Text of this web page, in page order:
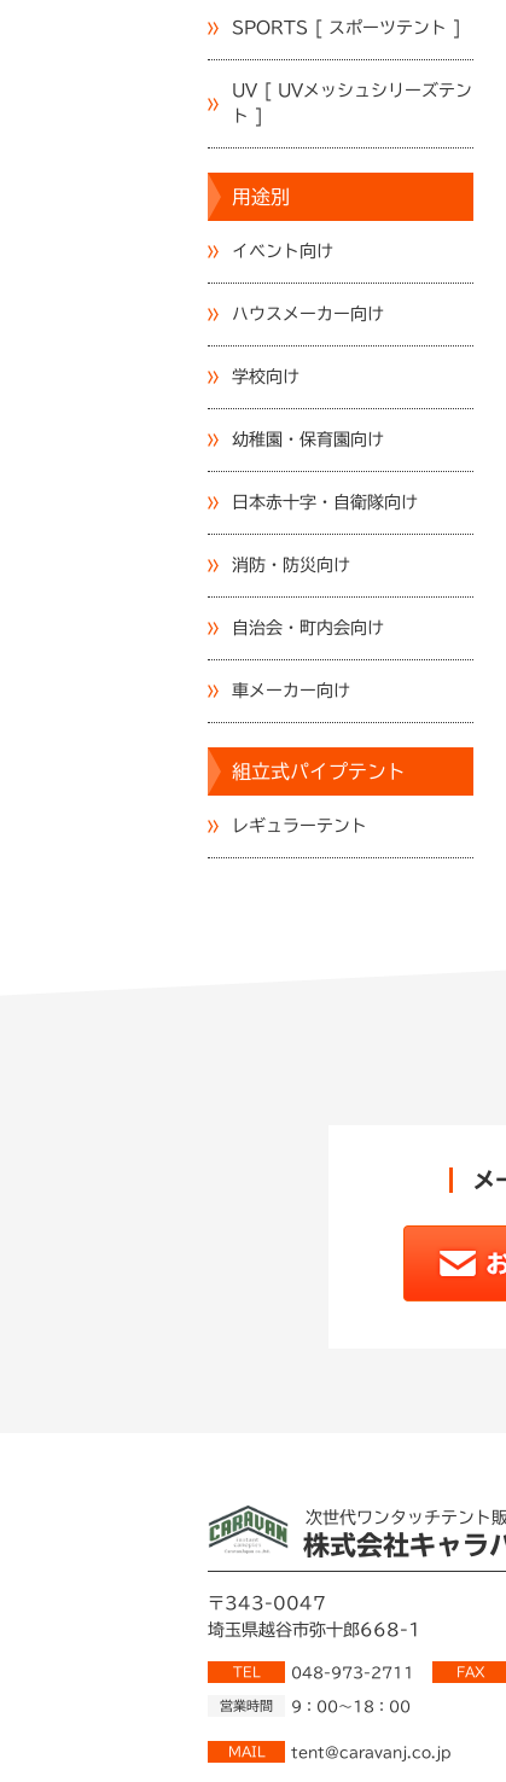
SPORTS [ スポーツテント ]
UV [ UVメッシュシリーズテン
ト ]
用途別
イベント向け
ハウスメーカー向け
学校向け
幼稚園・保育園向け
日本赤十字・自衛隊向け
消防・防災向け
自治会・町内会向け
車メーカー向け
組立式パイプテント
レギュラーテント
メ
次世代ワンタッチテント
株式会社キャラ
〒343-0047
埼玉県越谷市弥十郎668-1
TEL 048-973-2711 FAX
営業時間 9：00～18：00
MAIL tent@caravanj.co.jp